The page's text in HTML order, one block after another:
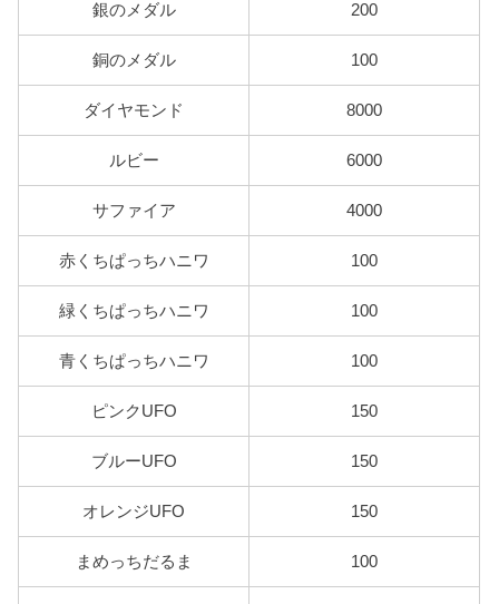
銀のメダル 200
銅のメダル 100
ダイヤモンド 8000
ルビー 6000
サファイア 4000
赤くちぱっちハニワ 100
緑くちぱっちハニワ 100
青くちぱっちハニワ 100
ピンクUFO 150
ブルーUFO 150
オレンジUFO 150
まめっちだるま 100